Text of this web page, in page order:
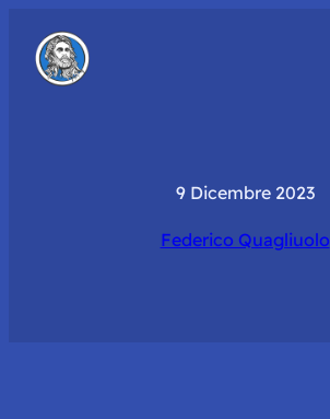
9 Dicembre 2023
Federico Quagliuolo